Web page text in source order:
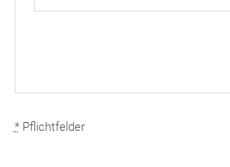
*Pflichtfelder